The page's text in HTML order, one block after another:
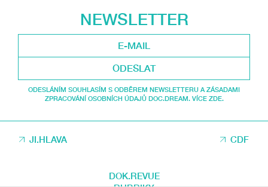
NEWSLETTER
ODESLAT
ODESLÁNÍM SOUHLASÍM S ODBĚREM NEWSLETTERU A ZÁSADAMI
ZPRACOVÁNÍ OSOBNÍCH ÚDAJŮ DOC.DREAM. VÍCE ZDE.
JI.HLAVA CDF
DOK.REVUE